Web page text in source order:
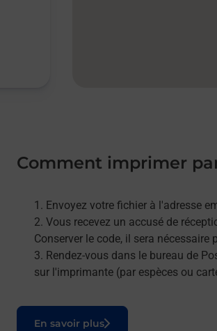
Comment imprimer
Envoyez votre fichier à l'adresse
Vous recevez un accusé de
Conserver le code, il sera
Rendez-vous dans le bureau de
sur l'imprimante (par espèces ou
En savoir plus
Le lien s'ouvre dans un nouvel onglet